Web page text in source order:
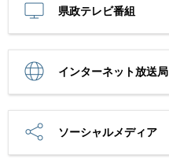
県政テレビ番組
インターネット放送局
ソーシャルメディア